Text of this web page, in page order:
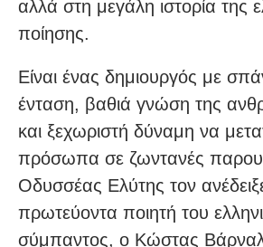
αλλά στη μεγάλη ιστορία της
ποίησης.
Είναι ένας δημιουργός με
ένταση, βαθιά γνώση της
και ξεχωριστή δύναμη να
πρόσωπα σε ζωντανές
Οδυσσέας Ελύτης τον
πρωτεύοντα ποιητή του
σύμπαντος, ο Κώστας